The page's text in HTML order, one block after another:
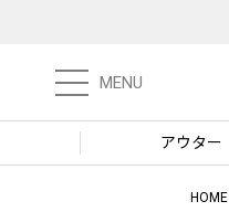
MENU
アウター
HOME